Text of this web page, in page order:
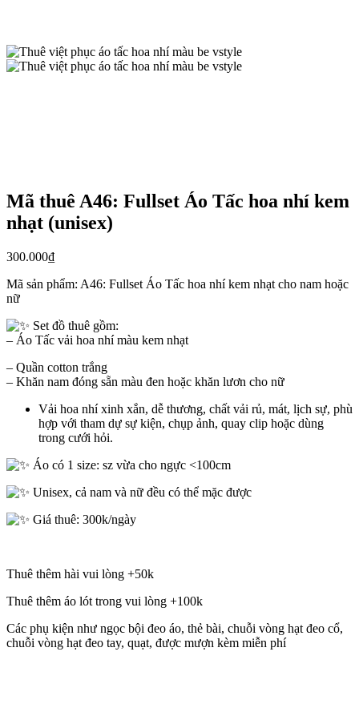
Mã thuê A46: Fullset Áo Tấc hoa nhí kem
nhạt (unisex)
300.000₫
Mã sản phẩm: A46: Fullset Áo Tấc hoa nhí kem nhạt cho nam hoặc
nữ
Set đồ thuê gồm:
– Áo Tấc vải hoa nhí màu kem nhạt
– Quần cotton trắng
– Khăn nam đóng sẵn màu đen hoặc khăn lươn cho nữ
Vải hoa nhí xinh xắn, dễ thương, chất vải rủ, mát, lịch sự, phù
hợp với tham dự sự kiện, chụp ảnh, quay clip hoặc dùng
trong cưới hỏi.
Áo có 1 size: sz vừa cho ngực <100cm
Unisex, cả nam và nữ đều có thể mặc được
Giá thuê: 300k/ngày
Thuê thêm hài vui lòng +50k
Thuê thêm áo lót trong vui lòng +100k
Các phụ kiện như ngọc bội đeo áo, thẻ bài, chuỗi vòng hạt đeo cổ,
chuỗi vòng hạt đeo tay, quạt, được mượn kèm miễn phí